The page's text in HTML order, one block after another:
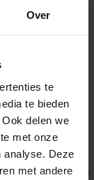
Over
te
te bieden
delen we
met onze
analyse. Deze
met andere
occurred while
console for more